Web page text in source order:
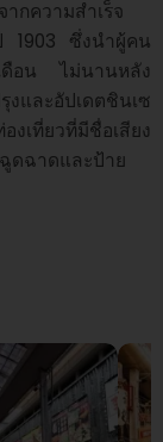
กความสำเร็จ
1903 ซึ่งนำผู้คน
ดือน ไม่นานหลัง
และอัปเดตชินเซ
งเที่ยวที่มีชื่อเสียง
ดฉาดและป้าย